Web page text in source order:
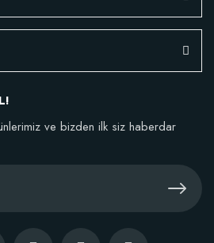
Yarasa Gübresi (1 litre)
ve bizden ilk siz haberdar